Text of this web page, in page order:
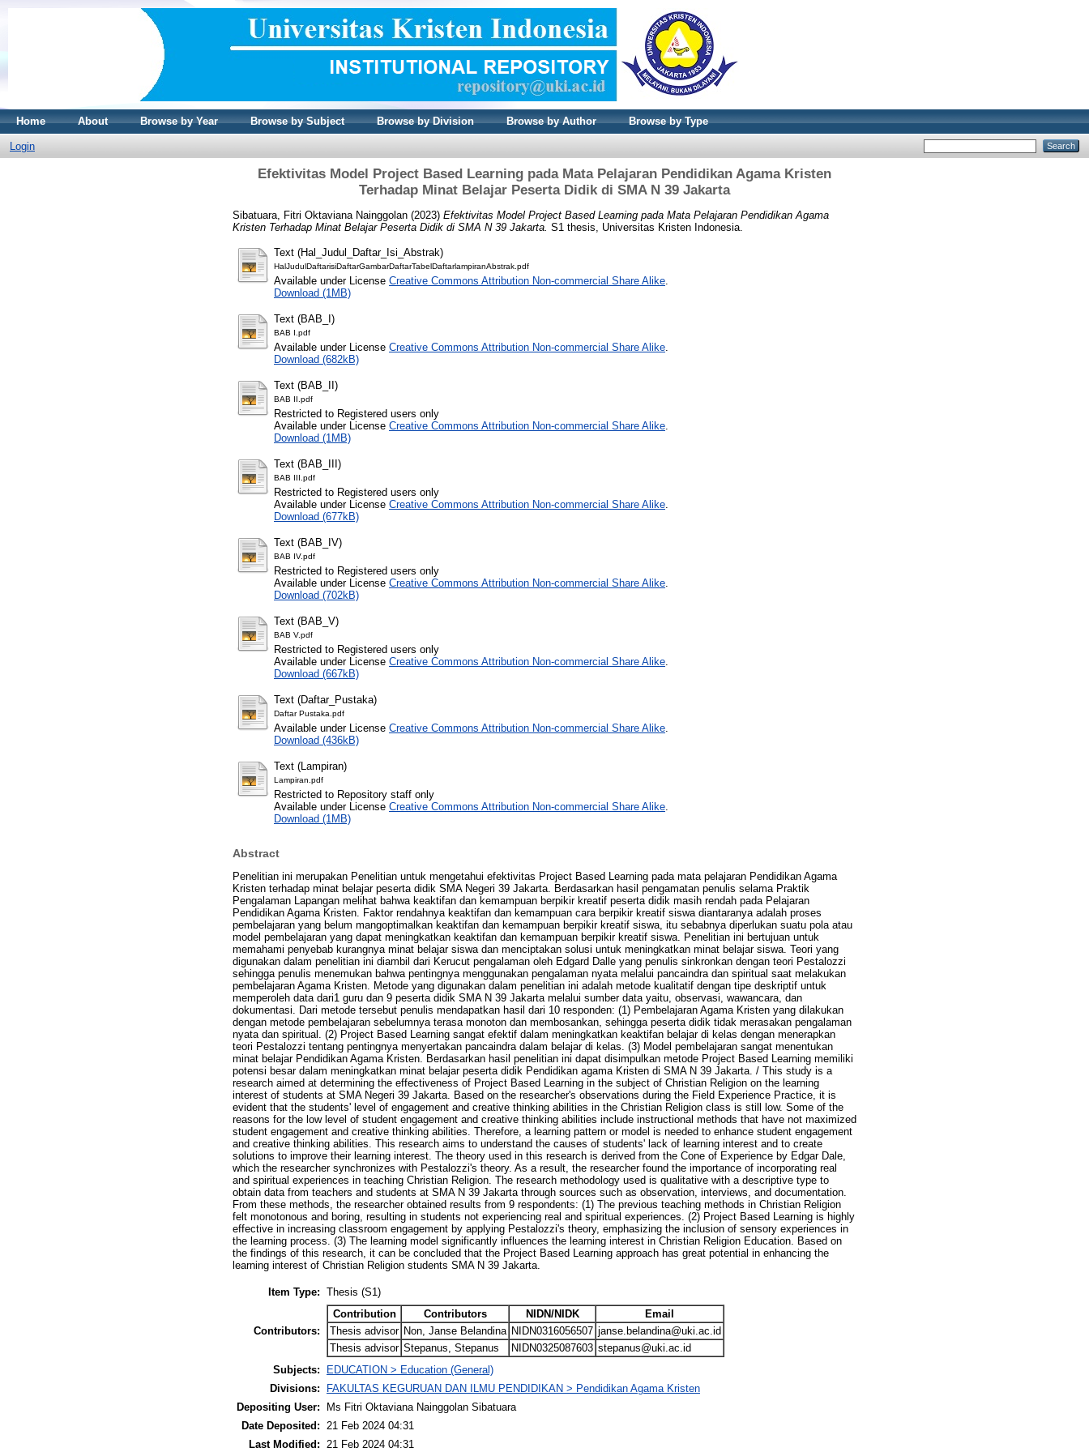
Home About Browse by Year Browse by Subject Browse by Division Browse by Author Browse by Type
Login
Efektivitas Model Project Based Learning pada Mata Pelajaran Pendidikan Agama Kristen
Terhadap Minat Belajar Peserta Didik di SMA N 39 Jakarta
Sibatuara, Fitri Oktaviana Nainggolan (2023) Efektivitas Model Project Based Learning pada Mata Pelajaran Pendidikan Agama
Kristen Terhadap Minat Belajar Peserta Didik di SMA N 39 Jakarta. S1 thesis, Universitas Kristen Indonesia.
Text (Hal_Judul_Daftar_Isi_Abstrak)
HalJudulDaftarisiDaftarGambarDaftarTabelDaftarlampiranAbstrak.pdf
Available under License Creative Commons Attribution Non-commercial Share Alike
Download (1MB)
Text (BAB_I)
BAB I.pdf
Available under License Creative Commons Attribution Non-commercial Share Alike
Download (682kB)
Text (BAB_II)
BAB II.pdf
Restricted to Registered users only
Available under License Creative Commons Attribution Non-commercial Share Alike
Download (1MB)
Text (BAB_III)
BAB III.pdf
Restricted to Registered users only
Available under License Creative Commons Attribution Non-commercial Share Alike
Download (677kB)
Text (BAB_IV)
BAB IV.pdf
Restricted to Registered users only
Available under License Creative Commons Attribution Non-commercial Share Alike
Download (702kB)
Text (BAB_V)
BAB V.pdf
Restricted to Registered users only
Available under License Creative Commons Attribution Non-commercial Share Alike
Download (667kB)
Text (Daftar_Pustaka)
Daftar Pustaka.pdf
Available under License Creative Commons Attribution Non-commercial Share Alike
Download (436kB)
Text (Lampiran)
Lampiran.pdf
Restricted to Repository staff only
Available under License Creative Commons Attribution Non-commercial Share Alike
Download (1MB)
Abstract
Penelitian ini merupakan Penelitian untuk mengetahui efektivitas Project Based Learning pada mata pelajaran Pendidikan Agama
Kristen terhadap minat belajar peserta didik SMA Negeri 39 Jakarta. Berdasarkan hasil pengamatan penulis selama Praktik
Pengalaman Lapangan melihat bahwa keaktifan dan kemampuan berpikir kreatif peserta didik masih rendah pada Pelajaran
Pendidikan Agama Kristen. Faktor rendahnya keaktifan dan kemampuan cara berpikir kreatif siswa diantaranya adalah proses
pembelajaran yang belum mangoptimalkan keaktifan dan kemampuan berpikir kreatif siswa, itu sebabnya diperlukan suatu pola atau
model pembelajaran yang dapat meningkatkan keaktifan dan kemampuan berpikir kreatif siswa. Penelitian ini bertujuan untuk
memahami penyebab kurangnya minat belajar siswa dan menciptakan solusi untuk meningkatkan minat belajar siswa. Teori yang
digunakan dalam penelitian ini diambil dari Kerucut pengalaman oleh Edgard Dalle yang penulis sinkronkan dengan teori Pestalozzi
sehingga penulis menemukan bahwa pentingnya menggunakan pengalaman nyata melalui pancaindra dan spiritual saat melakukan
pembelajaran Agama Kristen. Metode yang digunakan dalam penelitian ini adalah metode kualitatif dengan tipe deskriptif untuk
memperoleh data dari1 guru dan 9 peserta didik SMA N 39 Jakarta melalui sumber data yaitu, observasi, wawancara, dan
dokumentasi. Dari metode tersebut penulis mendapatkan hasil dari 10 responden: (1) Pembelajaran Agama Kristen yang dilakukan
dengan metode pembelajaran sebelumnya terasa monoton dan membosankan, sehingga peserta didik tidak merasakan pengalaman
nyata dan spiritual. (2) Project Based Learning sangat efektif dalam meningkatkan keaktifan belajar di kelas dengan menerapkan
teori Pestalozzi tentang pentingnya menyertakan pancaindra dalam belajar di kelas. (3) Model pembelajaran sangat menentukan
minat belajar Pendidikan Agama Kristen. Berdasarkan hasil penelitian ini dapat disimpulkan metode Project Based Learning memiliki
potensi besar dalam meningkatkan minat belajar peserta didik Pendidikan agama Kristen di SMA N 39 Jakarta. / This study is a
research aimed at determining the effectiveness of Project Based Learning in the subject of Christian Religion on the learning
interest of students at SMA Negeri 39 Jakarta. Based on the researcher's observations during the Field Experience Practice, it is
evident that the students' level of engagement and creative thinking abilities in the Christian Religion class is still low. Some of the
reasons for the low level of student engagement and creative thinking abilities include instructional methods that have not maximized
student engagement and creative thinking abilities. Therefore, a learning pattern or model is needed to enhance student engagement
and creative thinking abilities. This research aims to understand the causes of students' lack of learning interest and to create
solutions to improve their learning interest. The theory used in this research is derived from the Cone of Experience by Edgar Dale,
which the researcher synchronizes with Pestalozzi's theory. As a result, the researcher found the importance of incorporating real
and spiritual experiences in teaching Christian Religion. The research methodology used is qualitative with a descriptive type to
obtain data from teachers and students at SMA N 39 Jakarta through sources such as observation, interviews, and documentation.
From these methods, the researcher obtained results from 9 respondents: (1) The previous teaching methods in Christian Religion
felt monotonous and boring, resulting in students not experiencing real and spiritual experiences. (2) Project Based Learning is highly
effective in increasing classroom engagement by applying Pestalozzi's theory, emphasizing the inclusion of sensory experiences in
the learning process. (3) The learning model significantly influences the learning interest in Christian Religion Education. Based on
the findings of this research, it can be concluded that the Project Based Learning approach has great potential in enhancing the
learning interest of Christian Religion students SMA N 39 Jakarta.
Item Type: Thesis (S1)
Contributors:
Contribution Contributors NIDN/NIDK
Email
Thesis advisor Non, Janse Belandina NIDN0316056507 janse.belandina@uki.ac.id
Thesis advisor Stepanus, Stepanus NIDN0325087603 stepanus@uki.ac.id
Subjects:
EDUCATION > Education (General)
Divisions:
FAKULTAS KEGURUAN DAN ILMU PENDIDIKAN > Pendidikan Agama Kristen
Depositing User:
Ms Fitri Oktaviana Nainggolan Sibatuara
Date Deposited:
21 Feb 2024 04:31
Last Modified:
21 Feb 2024 04:31